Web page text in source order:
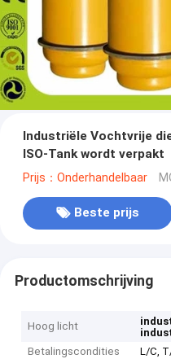
Industriële Vochtvrije
ISO-Tank wordt verpakt
Prijs：Onderhandelbaar
Beste prijs
Productomschrijving
Hoog licht
Betalingscondities
L/C,